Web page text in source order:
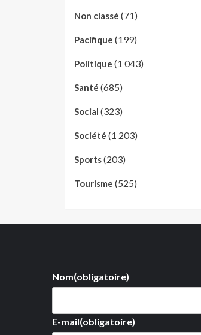
Non classé (71)
Pacifique (199)
Politique (1 043)
Santé (685)
Social (323)
Société (1 203)
Sports(203)
Tourisme (525)
Nom(obligatoire)
E-mail(obligatoire)